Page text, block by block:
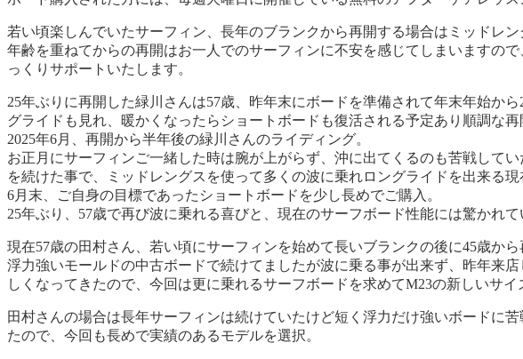
若い頃楽しんでいたサーフィン、長年のブランクから再開する場合はミッドレ
年齢を重ねてからの再開はお一人でのサーフィンに不安を感じてしまいますの
っくりサポートいたします。
25年ぶりに再開した緑川さんは57歳、昨年末にボードを準備されて年末年始か
グライドも見れ、暖かくなったらショートボードも復活される予定あり順調な再
2025年6月、再開から半年後の緑川さんのライディング。
お正月にサーフィンご一緒した時は腕が上がらず、沖に出てくるのも苦戦して
を続けた事で、ミッドレングスを使って多くの波に乗れロングライドを出来る現
6月末、ご自身の目標であったショートボードを少し長めでご購入。
25年ぶり、57歳で再び波に乗れる喜びと、現在のサーフボード性能には驚かれて
現在57歳の田村さん、若い頃にサーフィンを始めて長いブランクの後に45歳から
浮力強いモールドの中古ボードで続けてましたが波に乗る事が出来ず、昨年来
しくなってきたので、今回は更に乗れるサーフボードを求めてM23の新しいサイ
田村さんの場合は長年サーフィンは続けていたけど短く浮力だけ強いボードに
たので、今回も長めで実績のあるモデルを選択。